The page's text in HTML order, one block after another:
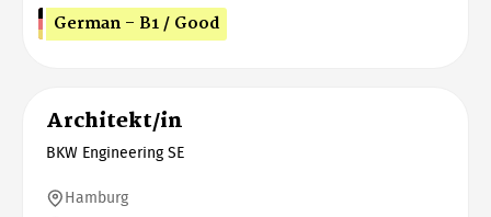
German - B1 / Good
Architekt/in
BKW Engineering SE
Hamburg